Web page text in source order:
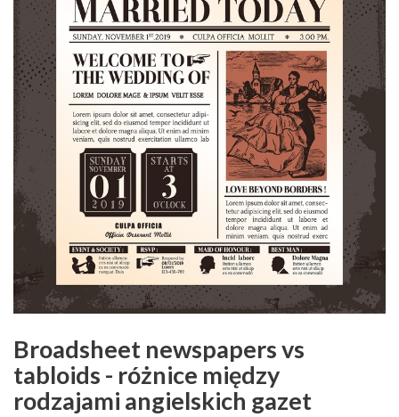
Broadsheet newspapers vs
tabloids - różnice między
rodzajami angielskich gazet